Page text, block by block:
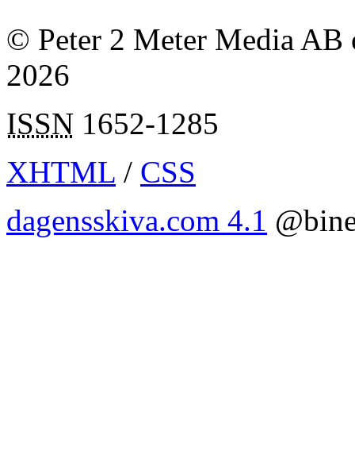
© Peter 2 Meter Media AB
2026
ISSN 1652-1285
XHTML / CSS
dagensskiva.com 4.1